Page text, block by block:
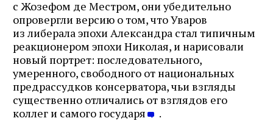
с Жозефом де Местром, они убедительно
опровергли версию о том, что Уваров
из либерала эпохи Александра стал типичным
реакционером эпохи Николая, и нарисовали
новый портрет: последовательного,
умеренного, свободного от национальных
предрассудков консерватора, чьи взгляды
существенно отличались от взглядов его
коллег и самого государя
.